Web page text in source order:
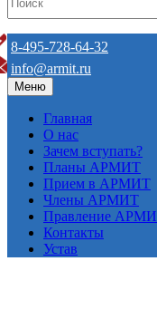
8-495-728-64-32
info@armit.ru
Меню
Главная
О нас
Зачем вступать?
Планы АРМИТ
Прием в АРМИТ
Члены АРМИТ
Правление
Контакты
Устав